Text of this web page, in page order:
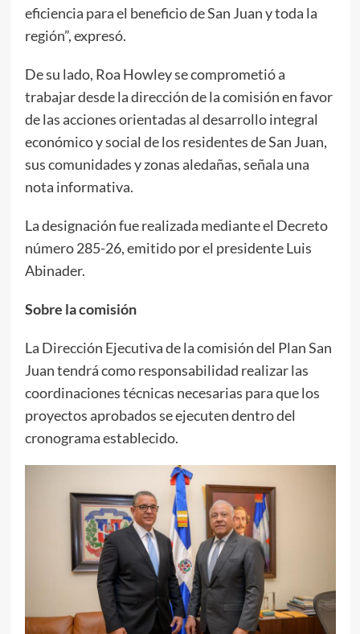
eficiencia para el beneficio de San Juan y toda la
región”, expresó.
De su lado, Roa Howley se comprometió a
trabajar desde la dirección de la comisión en favor
de las acciones orientadas al desarrollo integral
económico y social de los residentes de San Juan,
sus comunidades y zonas aledañas, señala una
nota informativa.
La designación fue realizada mediante el Decreto
número 285-26, emitido por el presidente Luis
Abinader.
Sobre la comisión
La Dirección Ejecutiva de la comisión del Plan San
Juan tendrá como responsabilidad realizar las
coordinaciones técnicas necesarias para que los
proyectos aprobados se ejecuten dentro del
cronograma establecido.